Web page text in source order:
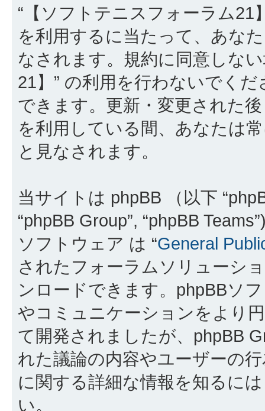
“【ソフトテニスフォーラム21
を利用するに当たって、あな
なされます。規約に同意しな
21】” の利用を行わないでく
できます。更新・変更された
を利用している間、あなたは
と見なされます。
当サイトは phpBB （以下
“phpBB Group”, “phpBB
ソフトウェア は “General
されたフォーラムソリューシ
ンロードできます。phpBBソ
やコミュニケーションをより
て開発されましたが、phpBB
れた議論の内容やユーザーの
に関する詳細な情報を知るに
い。